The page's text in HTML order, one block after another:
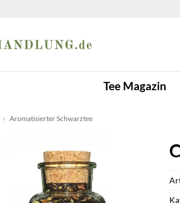
Tee Magazin
» Aromatisierter Schwarztee